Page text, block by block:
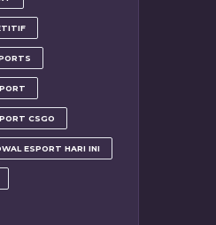
CSGO
ESPORT HARI INI